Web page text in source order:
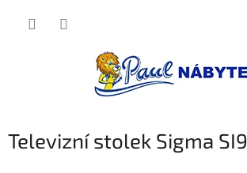
Televizní stolek Sigma SI9